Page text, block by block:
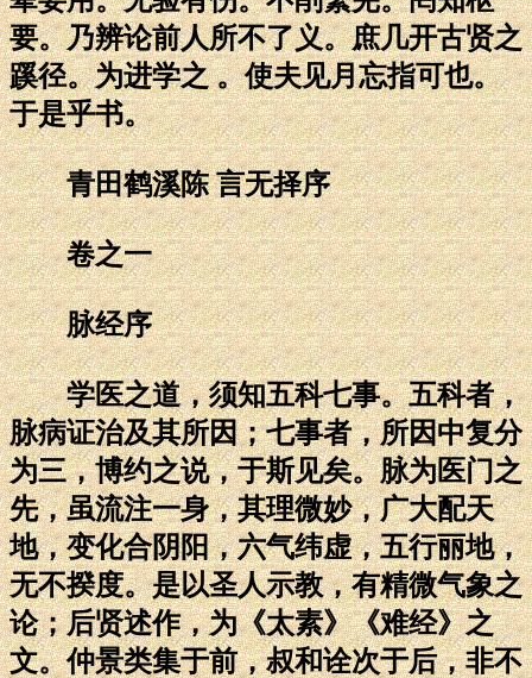
要。乃辨论前人所不了义。庶几开古贤之
蹊径。为进学之 。使夫见月忘指可也。
于是乎书。
青田鹤溪陈 言无择序
卷之一
脉经序
学医之道，须知五科七事。五科者，
脉病证治及其所因；七事者，所因中复分
为三，博约之说，于斯见矣。脉为医门之
先，虽流注一身，其理微妙，广大配天
地，变化合阴阳，六气纬虚，五行丽地，
无不揆度。是以圣人示教，有精微气象之
论；后贤述作，为《太素》《难经》之
文。仲景类集于前，叔和诠次于后，非不